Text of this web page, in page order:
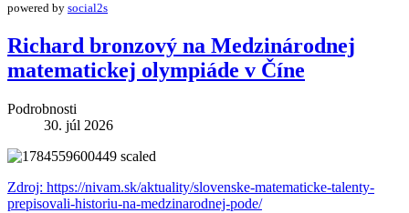
powered by social2s
Richard bronzový na Medzinárodnej
matematickej olympiáde v Číne
Podrobnosti
30. júl 2026
Zdroj: https://nivam.sk/aktuality/slovenske-matematicke-talenty-
prepisovali-historiu-na-medzinarodnej-pode/